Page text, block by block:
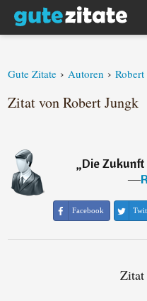
Gute Zitate › Autoren ›
Zitat von Robert Jungk
„Die
―
Facebook